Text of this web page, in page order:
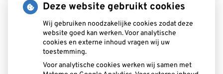
www.infomedics.nl/oplichting kunt u eenvoudig een
verdachte mail uploaden en meesturen.
Samen blijven we alert — en zorgen we ervoor dat
digitale communicatie veilig blijft.
Deze website gebruikt cookies
Wij gebruiken noodzakelijke cookies zodat deze
website goed kan werken. Voor analytische
cookies en externe inhoud vragen wij uw
toestemming.
Voor analytische cookies werken wij samen met